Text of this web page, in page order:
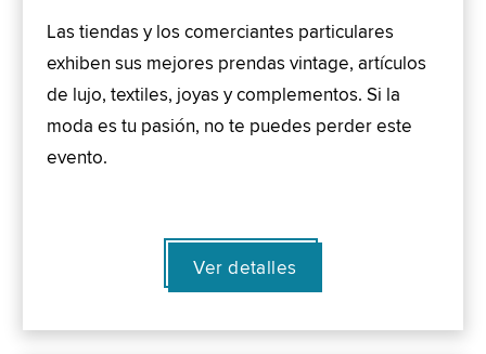
Las tiendas y los comerciantes particulares
exhiben sus mejores prendas vintage, artículos
de lujo, textiles, joyas y complementos. Si la
moda es tu pasión, no te puedes perder este
evento.
Ver detalles